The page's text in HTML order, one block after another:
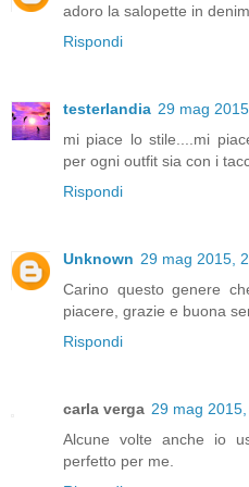
adoro la salopette in
Rispondi
testerlandia 29 mag
mi piace lo stile....mi
per ogni outfit sia con i
Rispondi
Unknown 29 mag 2015,
Carino questo genere
piacere, grazie e buona
Rispondi
carla verga 29 mag
Alcune volte anche io
perfetto per me.